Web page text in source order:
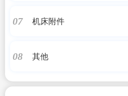
07 机床附件
08 其他